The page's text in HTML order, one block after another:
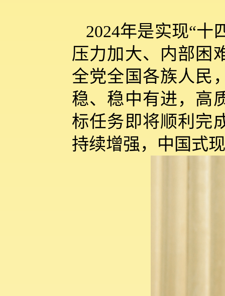
2024年是实现“十
压力加大、内部困
全党全国各族人民
稳、稳中有进，高
标任务即将顺利完
持续增强，中国式